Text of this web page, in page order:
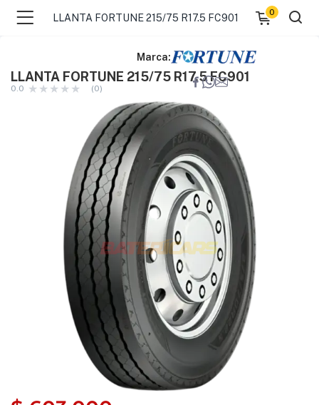
LLANTA FORTUNE 215/75 R17.5 FC901
0
Marca:
LLANTA FORTUNE 215/75 R17.5 FC901
0.0 (0)